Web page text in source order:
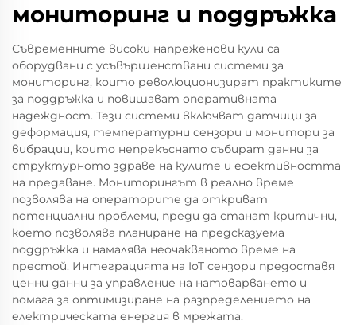
мониторинг и поддръжка
Съвременните високи напреженови кули са
оборудвани с усъвършенствани системи за
мониторинг, които революционизират практиките
за поддръжка и повишават оперативната
надеждност. Тези системи включват датчици за
деформация, температурни сензори и монитори за
вибрации, които непрекъснато събират данни за
структурното здраве на кулите и ефективността
на предаване. Мониторингът в реално време
позволява на операторите да откриват
потенциални проблеми, преди да станат критични,
което позволява планиране на предсказуема
поддръжка и намалява неочакваното време на
престой. Интеграцията на IoT сензори предоставя
ценни данни за управление на натоварването и
помага за оптимизиране на разпределението на
електрическата енергия в мрежата.